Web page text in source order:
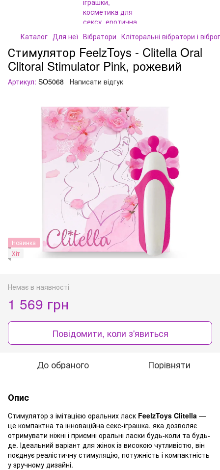
Каталог Для неї Вібратори Кліторальні вібратори і
Стимулятор FeelzToys - Clitella Oral
Clitoral Stimulator Pink, рожевий
Артикул: SO5068 Написати відгук
Новинка
Хіт
Немає в наявності
1 569 грн
Повідомити, коли з'явиться
До обраного Порівняти
Опис
Стимулятор з імітацією оральних ласк FeelzToys Clitella —
це компактна та інноваційна секс-іграшка, яка дозволяє
отримувати ніжні і приємні оральні ласки будь-коли та будь-
де. Ідеальний варіант для жінок із високою чутливістю, він
поєднує реалістичну стимуляцію, потужність і компактність
у зручному дизайні.